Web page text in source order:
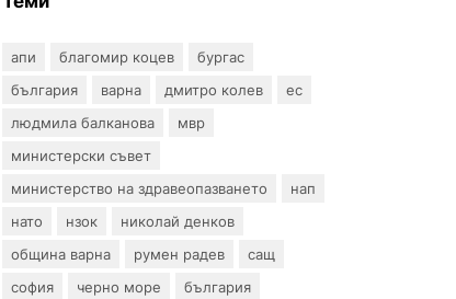
апи благомир коцев
бургас
българия
варна дмитро колев
ес
людмила балканова
мвр
министерски съвет
министерство на здравеопазването
нап
нато
нзок
николай денков
община варна
румен радев
сащ
софия
черно море
българия